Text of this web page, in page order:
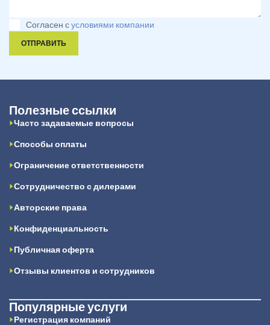
Согласен сусловиями компании
ОТПРАВИТЬ
Полезные ссылки
Часто задаваемые вопросы
Способы оплаты
Ограничение ответственности
Сотрудничество с дилерами
Авторские права
Конфиденциальность
Публичная оферта
Отзывы клиентов и сотрудников
Популярные услуги
Регистрация компаний